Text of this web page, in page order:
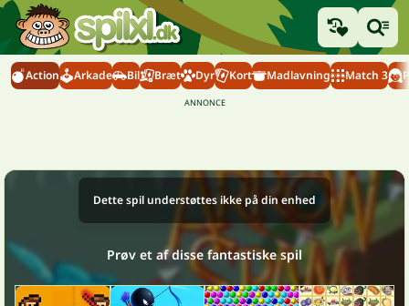
Action Arkade Bil Bræt Dyr Kort Madlavning Match 3
Dette spil understøttes ikke på din enhed
Prøv et af disse fantastiske spil